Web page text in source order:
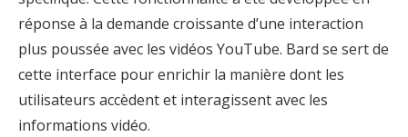
réponse à la demande croissante d’une interaction
plus poussée avec les vidéos YouTube. Bard se sert de
cette interface pour enrichir la manière dont les
utilisateurs accèdent et interagissent avec les
informations vidéo.